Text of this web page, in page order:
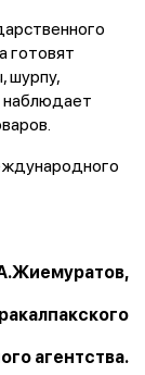
готовят
шурпу,
наблюдает
агентства.